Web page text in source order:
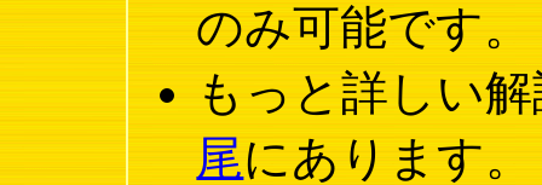
のみ可能です。
もっと詳しい
尾にあります。